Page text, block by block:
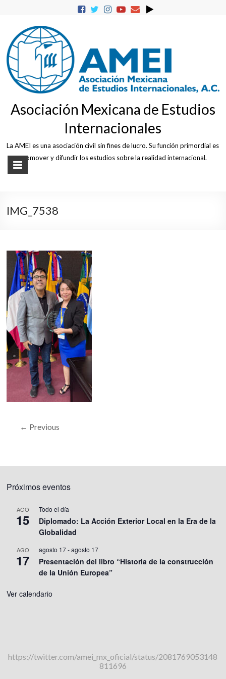
Asociación Mexicana de Estudios
Internacionales
La AMEI es una asociación civil sin fines de lucro. Su función primordial es
promover y difundir los estudios sobre la realidad internacional.
IMG_7538
← Previous
Próximos eventos
AGO
15
Todo el día
Diplomado: La Acción Exterior Local en la Era de la
Globalidad
AGO
17
agosto 17-agosto 17
Presentación del libro “Historia de la construcción
de la Unión Europea”
Ver calendario
https://twitter.com/amei_mx_oficial/status/2081769053148
811696